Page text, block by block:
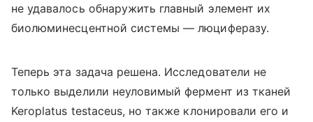
не удавалось обнаружить главный элемент их
биолюминесцентной системы — люциферазу.
Теперь эта задача решена. Исследователи не
только выделили неуловимый фермент из тканей
Keroplatus testaceus, но также клонировали его и